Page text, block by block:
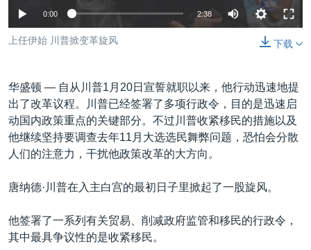
美洲
全球议题
劳工
环境
美中关系
美国建国250周年
重要讲话与声明
台海两岸关系
南中国海争端
GEN Z 看美国
中文广播
关注我们
其他语言网站
0:00 2:38
下载
上任伊始 川普掀变革旋风
华盛顿 — 自从川普1月20日宣誓就职以来，他行动迅速地提
出了改革议程。川普已经签署了多项行政令，目的是迅速启
动国内政策重点的关键部分。不过川普收紧移民的措施以及
他继续坚持要调查去年11月大选选民舞弊问题，恐怕会分散
人们的注意力，干扰他政策改革的大方向。
唐纳德·川普在入主白宫的最初日子里掀起了一股旋风。
他签署了一系列有关贸易、削减政府监管和移民的行政令，
其中最具争议性的是收紧移民。